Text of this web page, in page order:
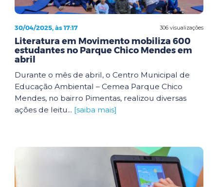
306 visualizações
30/04/2025, às 17:17
Literatura em Movimento mobiliza 600
estudantes no Parque Chico Mendes em
abril
Durante o mês de abril, o Centro Municipal de
Educação Ambiental – Cemea Parque Chico
Mendes, no bairro Pimentas, realizou diversas
ações de leitu... [saiba mais]